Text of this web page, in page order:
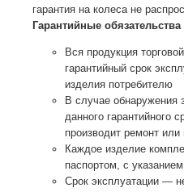
гарантия на колеса не
Гарантийные
Вся продукция
гарантийный срок
изделия потребителю
В случае обнаружения
данного гарантийного
производит ремонт
Каждое изделие
паспортом, с
Срок эксплуатации —